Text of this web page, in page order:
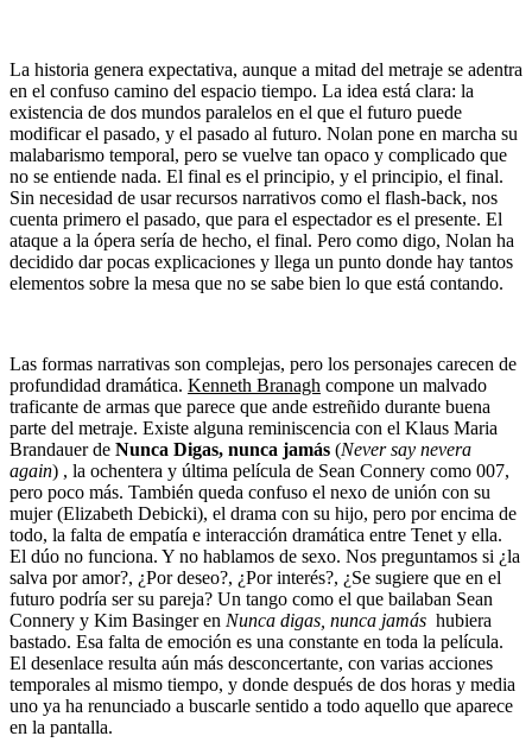
La historia genera expectativa, aunque a mitad del metraje se adentra
en el confuso camino del espacio tiempo. La idea está clara: la
existencia de dos mundos paralelos en el que el futuro puede
modificar el pasado, y el pasado al futuro. Nolan pone en marcha su
malabarismo temporal, pero se vuelve tan opaco y complicado que
no se entiende nada. El final es el principio, y el principio, el final.
Sin necesidad de usar recursos narrativos como el flash-back, nos
cuenta primero el pasado, que para el espectador es el presente. El
ataque a la ópera sería de hecho, el final. Pero como digo, Nolan ha
decidido dar pocas explicaciones y llega un punto donde hay tantos
elementos sobre la mesa que no se sabe bien lo que está contando.
Las formas narrativas son complejas, pero los personajes carecen de
profundidad dramática. Kenneth Branagh compone un malvado
traficante de armas que parece que ande estreñido durante buena
parte del metraje. Existe alguna reminiscencia con el Klaus Maria
Brandauer de Nunca Digas, nunca jamás (Never say nevera
again) , la ochentera y última película de Sean Connery como 007,
pero poco más. También queda confuso el nexo de unión con su
mujer (Elizabeth Debicki), el drama con su hijo, pero por encima de
todo, la falta de empatía e interacción dramática entre Tenet y ella.
El dúo no funciona. Y no hablamos de sexo. Nos preguntamos si ¿la
salva por amor?, ¿Por deseo?, ¿Por interés?, ¿Se sugiere que en el
futuro podría ser su pareja? Un tango como el que bailaban Sean
Connery y Kim Basinger en Nunca digas, nunca jamás hubiera
bastado. Esa falta de emoción es una constante en toda la película.
El desenlace resulta aún más desconcertante, con varias acciones
temporales al mismo tiempo, y donde después de dos horas y media
uno ya ha renunciado a buscarle sentido a todo aquello que aparece
en la pantalla.